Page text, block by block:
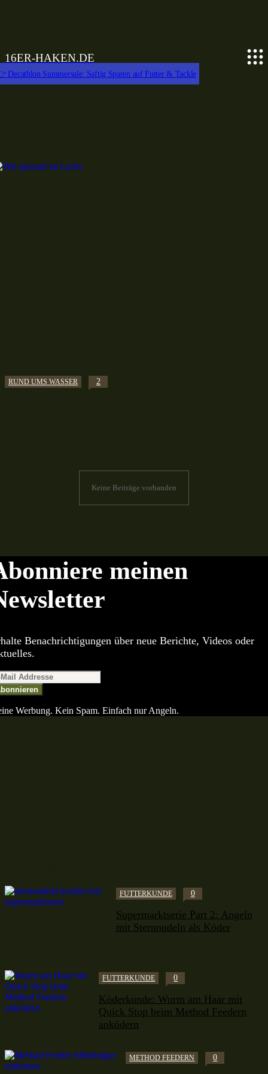
16ER-HAKEN.DE
Decathlon Summersale: Saftig Sparen auf Futter & Tackle
RUND UMS WASSER 2
Keine Beiträge vorhanden
meinen
Benachrichtigungen über neue Berichte, Videos oder
Werbung. Kein Spam. Einfach nur Angeln.
FUTTERKUNDE 0
Supermarktserie Part 2: Angeln
mit Sternnudeln als Köder
FUTTERKUNDE 0
Köderkunde: Wurm am Haar mit
Quick Stop beim Method Feedern
anködern
METHOD FEEDERN 0